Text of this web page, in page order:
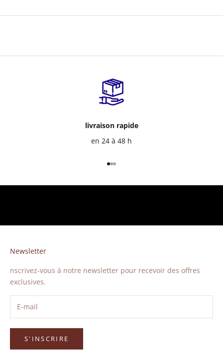
livraison rapide
en 24 à 48 h
Aller à l'élément 1
Aller à l'élément 2
Aller à l'élément 3
Newsletter
nscrivez-vous à notre newsletter pour recevoir des offres
exclusives.
S'INSCRIRE